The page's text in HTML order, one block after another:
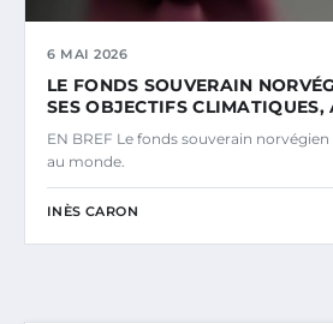
6 MAI 2026
LE FONDS SOUVERAIN
SES OBJECTIFS CLIMATIQUES,
EN BREF Le fonds souverain
au monde.
INÈS CARON